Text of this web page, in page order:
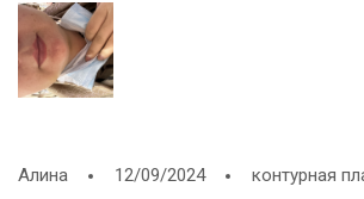
меня есть малярные мешки . Разве
пройти через неделю ? Первая
вторая фотография это 8 дней . Произошла ли
Алина 12/09/2024
контурная